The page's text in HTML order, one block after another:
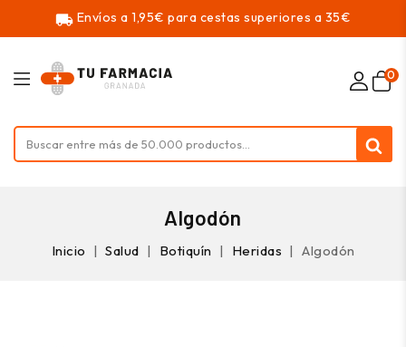
local_shipping Envíos a 1,95€ para cestas superiores a 35€
0
Algodón
Inicio Salud Botiquín Heridas Algodón